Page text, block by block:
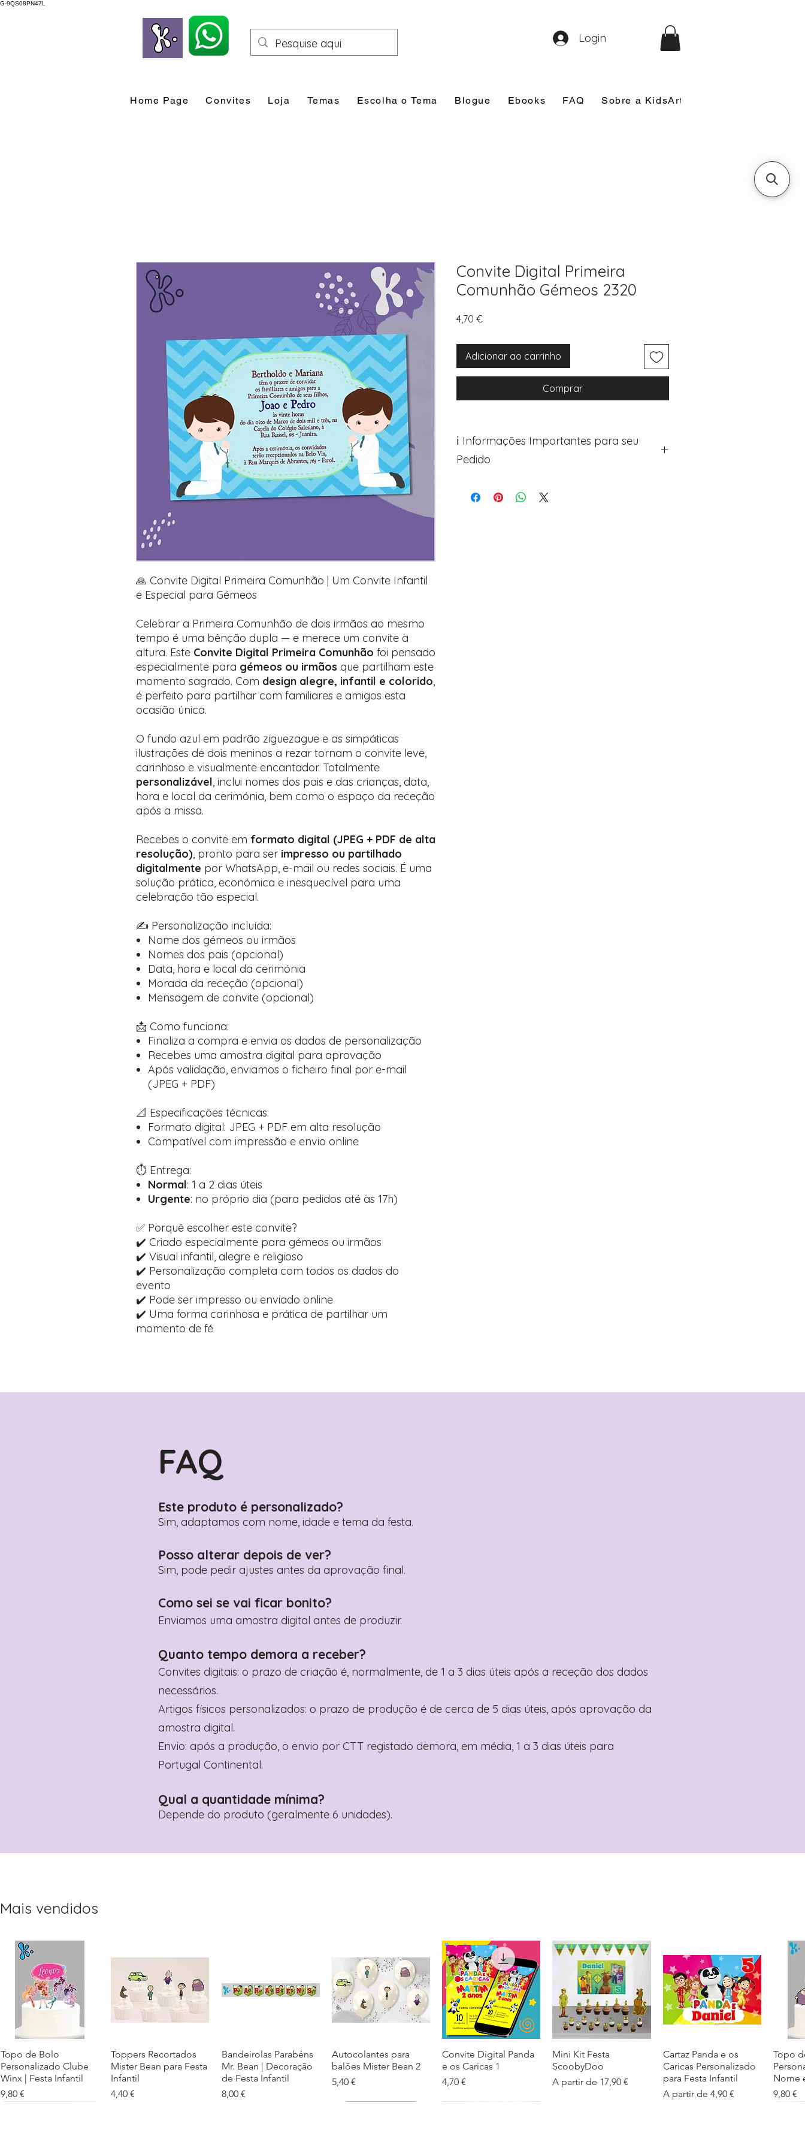
G-9QS08PN47L
Home Page Convites Loja Temas Escolha o Tema Blogue Ebooks FAQ Sobre a KidsArt
Login
🙏 Convite Digital Primeira Comunhão | Um Convite Infantil
e Especial para Gémeos
Celebrar a Primeira Comunhão de dois irmãos ao mesmo
tempo é uma bênção dupla — e merece um convite à
altura. Este Convite Digital Primeira Comunhão foi pensado
especialmente para gémeos ou irmãos que partilham este
momento sagrado. Com design alegre, infantil e colorido,
é perfeito para partilhar com familiares e amigos esta
ocasião única.
O fundo azul em padrão ziguezague e as simpáticas
ilustrações de dois meninos a rezar tornam o convite leve,
carinhoso e visualmente encantador. Totalmente
personalizável, inclui nomes dos pais e das crianças, data,
hora e local da cerimónia, bem como o espaço da receção
após a missa.
Recebes o convite em formato digital (JPEG + PDF de alta
resolução), pronto para ser impresso ou partilhado
digitalmente por WhatsApp, e-mail ou redes sociais. É uma
solução prática, económica e inesquecível para uma
celebração tão especial.
✍️ Personalização incluída:
Nome dos gémeos ou irmãos
Nomes dos pais (opcional)
Data, hora e local da cerimónia
Morada da receção (opcional)
Mensagem de convite (opcional)
📩 Como funciona:
Finaliza a compra e envia os dados de personalização
Recebes uma amostra digital para aprovação
Após validação, enviamos o ficheiro final por e-mail
(JPEG + PDF)
📐 Especificações técnicas:
Formato digital: JPEG + PDF em alta resolução
Compatível com impressão e envio online
⏱️ Entrega:
Normal: 1 a 2 dias úteis
Urgente: no próprio dia (para pedidos até às 17h)
✅ Porquê escolher este convite?
✔️ Criado especialmente para gémeos ou irmãos
✔️ Visual infantil, alegre e religioso
✔️ Personalização completa com todos os dados do
evento
✔️ Pode ser impresso ou enviado online
✔️ Uma forma carinhosa e prática de partilhar um
momento de fé
Convite Digital Primeira
Comunhão Gémeos 2320
4,70 €Preço
Adicionar ao carrinho
Comprar
ℹ️ Informações Importantes para seu
Pedido
Avance para a página de checkout (próximo passo
FAQ
Este produto é personalizado?
Sim, adaptamos com nome, idade e tema da festa.
Posso alterar depois de ver?
Sim, pode pedir ajustes antes da aprovação final.
Como sei se vai ficar bonito?
Enviamos uma amostra digital antes de produzir.
Quanto tempo demora a receber?
Convites digitais: o prazo de criação é, normalmente, de 1 a 3 dias úteis após a receção dos dados
necessários.
Artigos físicos personalizados: o prazo de produção é de cerca de 5 dias úteis, após aprovação da
amostra digital.
Envio: após a produção, o envio por CTT registado demora, em média, 1 a 3 dias úteis para
Portugal Continental.
Qual a quantidade mínima?
Depende do produto (geralmente 6 unidades).
Mais vendidos
Visualização rápida
Topo de Bolo
Personalizado Clube
Winx | Festa Infantil
Preço
9,80 €
Visualização rápida
Toppers Recortados
Mister Bean para Festa
Infantil
Preço
4,40 €
Visualização rápida
Bandeirolas Parabéns
Mr. Bean | Decoração
de Festa Infantil
Preço
8,00 €
Visualização rápida
Autocolantes para
balões Mister Bean 2
Preço
5,40 €
Visualização rápida
Convite Digital Panda
e os Caricas 1
Preço
4,70 €
Visualização rápida
Mini Kit Festa
ScoobyDoo
A partir de 17,90 €
Preço promocional
Visualização rápida
Cartaz Panda e os
Caricas Personalizado
para Festa Infantil
A partir de 4,90 €
Preço promocional
Topo
Nome
Preço
9,80 €